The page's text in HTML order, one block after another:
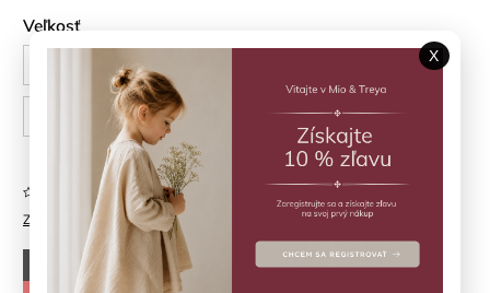
Veľkosť
68 cm
Značka: Fixoni
Neohodnotené
€21,50
–30 %
X